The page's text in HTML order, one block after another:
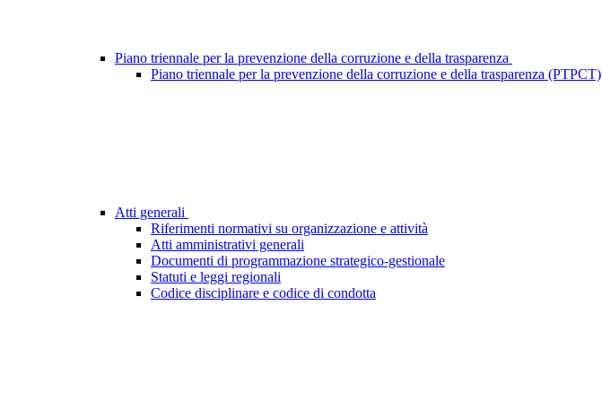
Piano triennale per la prevenzione della corruzione e della trasparenza
Piano triennale per la prevenzione della corruzione e della trasparenza (PTPCT)
Atti generali
Riferimenti normativi su organizzazione e attività
Atti amministrativi generali
Documenti di programmazione strategico-gestionale
Statuti e leggi regionali
Codice disciplinare e codice di condotta